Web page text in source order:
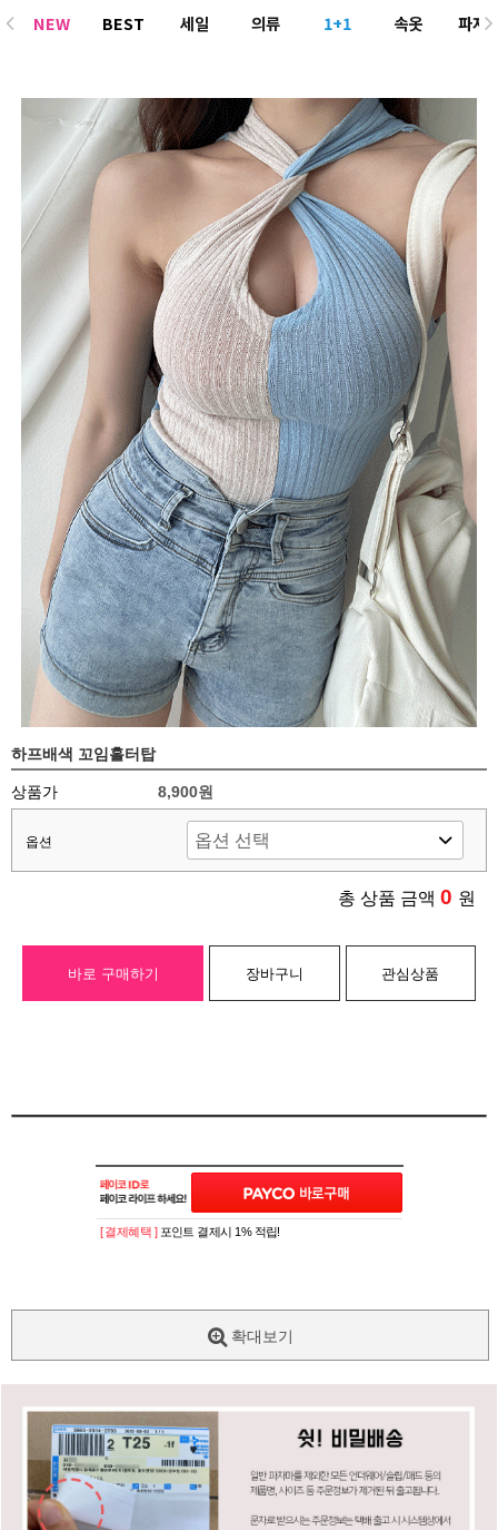
NEW BEST 세일 의류 1+1 속옷
파자
하프배색 꼬임홀터탑
상품가 8,900원
옵션
총 상품 금액 0 원
바로 구매하기 장바구니 관심상품
[ 결제혜택 ] 포인트 결제시 1% 적립!
확대보기